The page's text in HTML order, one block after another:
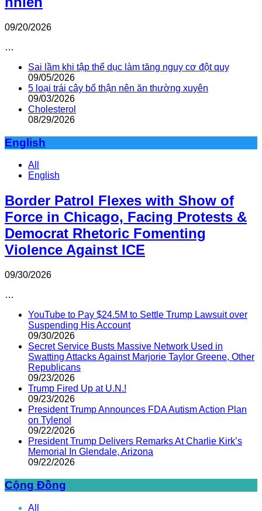
09/20/2026
…
Sai lầm khi tập thể dục làm tăng nguy cơ đột quỵ
09/05/2026
5 loại trái cây bổ thận nên ăn thường xuyên
09/03/2026
Cholesterol
08/29/2026
English
All
English
Border Patrol Flexes with Show of
Force in Chicago, Facing Protests &
Democrat Rhetoric Fomenting
Violence Against ICE
09/30/2026
…
YouTube to Pay $24.5M to Settle Trump Lawsuit over
Suspending His Account
09/30/2026
Secret Service Busts Massive Network Used in
Swatting Attacks Against Marjorie Taylor Greene, Other
Republicans
09/23/2026
Trump Fired Up at U.N.!
09/23/2026
President Trump Announces FDA Autism Action Plan
on Tylenol
09/22/2026
President Trump Delivers Remarks At Charlie Kirk’s
Memorial In Glendale, Arizona
09/22/2026
Cộng Đồng
All